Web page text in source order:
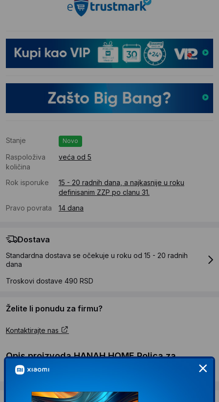
Stanje Novo
Raspoloživa
količina
veća od 5
Rok isporuke
15 - 20 radnih dana, a najkasnije u roku
definisanim ZZP po clanu 31.
Pravo povrata
14 dana
Dostava
Standardna dostava se očekuje u roku od 15 - 20 radnih
dana
Troskovi dostave 490 RSD
Želite li ponudu za firmu?
Kontaktirajte nas
Opis proizvoda HANAH HOME Polica za
knjige Paula White